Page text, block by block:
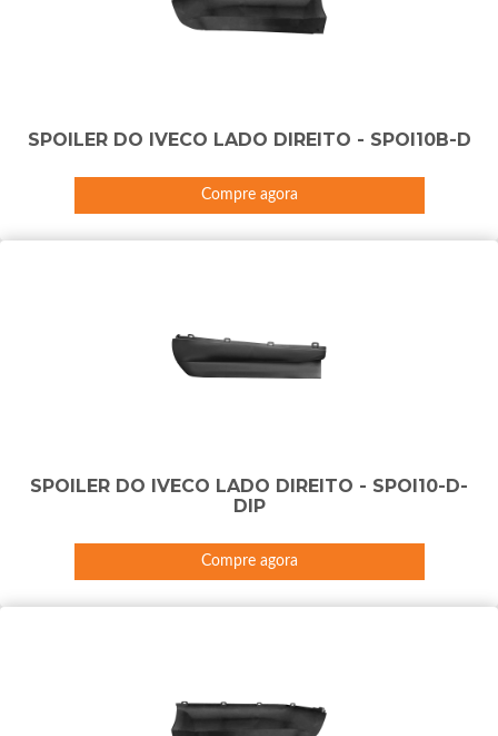
SPOILER DO IVECO LADO DIREITO - SPOI10B-D
Compre agora
SPOILER DO IVECO LADO DIREITO - SPOI10-D-
DIP
Compre agora